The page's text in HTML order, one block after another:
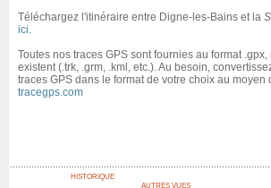
Téléchargez l'itinéraire entre Digne-les-Bains et la
ici.
Toutes nos traces GPS sont fournies au format
existent (.trk, .grm, .kml, etc.). Au besoin,
traces GPS dans le format de votre choix au moyen
tracegps.com
HISTORIQUE
AUTRES VUES